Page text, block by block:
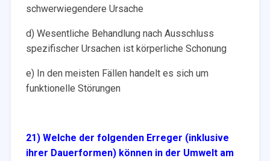
schwerwiegendere Ursache
d) Wesentliche Behandlung nach Ausschluss
spezifischer Ursachen ist körperliche Schonung
e) In den meisten Fällen handelt es sich um
funktionelle Störungen
21) Welche der folgenden Erreger (inklusive
ihrer Dauerformen) können in der Umwelt am